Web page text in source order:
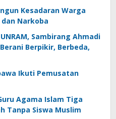
Kesadaran Warga
Narkoba
Sambirang Ahmadi
Berpikir, Berbeda,
Ikuti Pemusatan
Agama Islam Tiga
Tanpa Siswa Muslim